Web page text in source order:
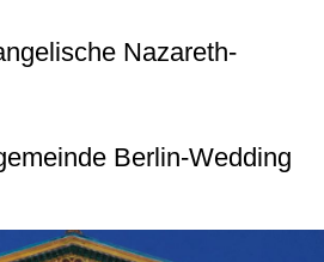
Nazareth-
Berlin-Wedding